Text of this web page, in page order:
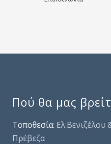
Πού θα μας
Τοποθεσία:
Πρέβεζα